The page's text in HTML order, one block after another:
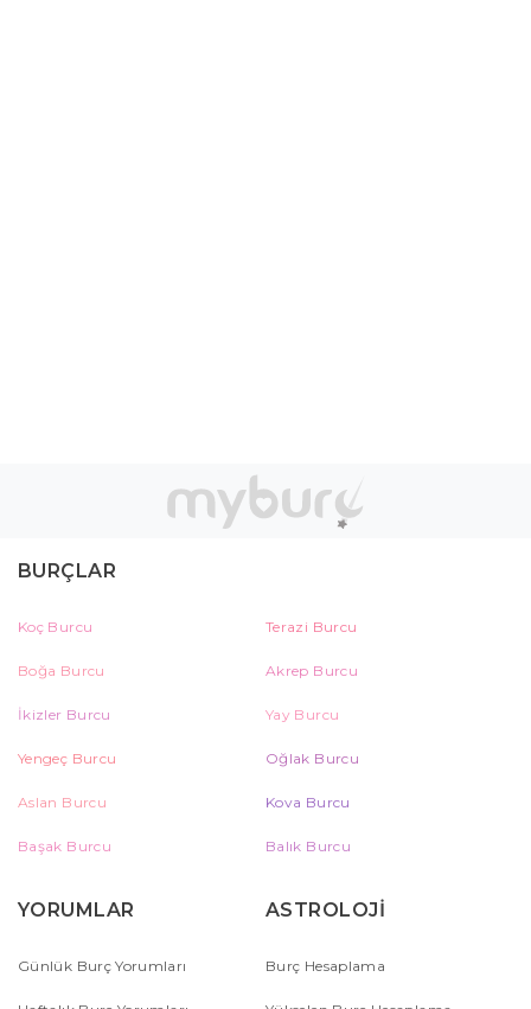
BURÇLAR
Koç Burcu Terazi Burcu
Boğa Burcu Akrep Burcu
İkizler Burcu Yay Burcu
Yengeç Burcu Oğlak Burcu
Aslan Burcu Kova Burcu
Başak Burcu Balık Burcu
YORUMLAR
Günlük Burç Yorumları
ASTROLOJİ
Burç Hesaplama